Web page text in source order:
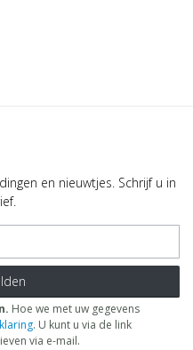
en nieuwtjes. Schrijf u in
Hoe we met uw gegevens
. U kunt u via de link
via e-mail.